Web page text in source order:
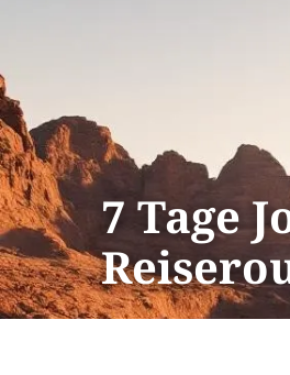
7 Tage